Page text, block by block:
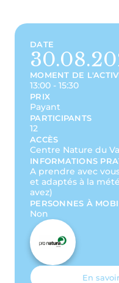
DATE
MOMENT DE
13:00 - 15:30
PRIX
Payant
PARTICIPANTS
12
ACCÈS
Centre Nature du
INFORMATIONS
A prendre avec
et adaptés à la
avez)
PERSONNES À
Non
En